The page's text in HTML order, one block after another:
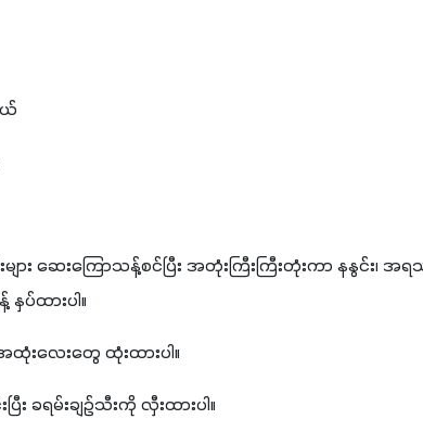
ယ်
ား ဆေးကြောသန့်စင်ပြီး အတုံးကြီးကြီးတုံးကာ နနွင်း၊ အရသ
ပ်ထားပါ။
ထုံးလေးတွေ ထုံးထားပါ။
း ခရမ်းချဥ်သီးကို လှီးထားပါ။